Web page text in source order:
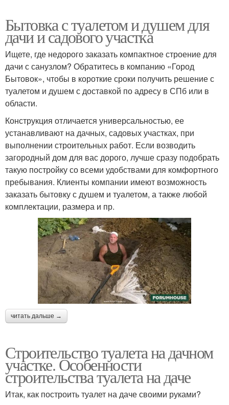
Бытовка с туалетом и душем для
дачи и садового участка
Ищете, где недорого заказать компактное строение для
дачи с санузлом? Обратитесь в компанию «Город
Бытовок», чтобы в короткие сроки получить решение с
туалетом и душем с доставкой по адресу в СПб или в
области.
Конструкция отличается универсальностью, ее
устанавливают на дачных, садовых участках, при
выполнении строительных работ. Если возводить
загородный дом для вас дорого, лучше сразу подобрать
такую постройку со всеми удобствами для комфортного
пребывания. Клиенты компании имеют возможность
заказать бытовку с душем и туалетом, а также любой
комплектации, размера и пр.
читать дальше →
Строительство туалета на дачном
участке. Особенности
строительства туалета на даче
Итак, как построить туалет на даче своими руками?